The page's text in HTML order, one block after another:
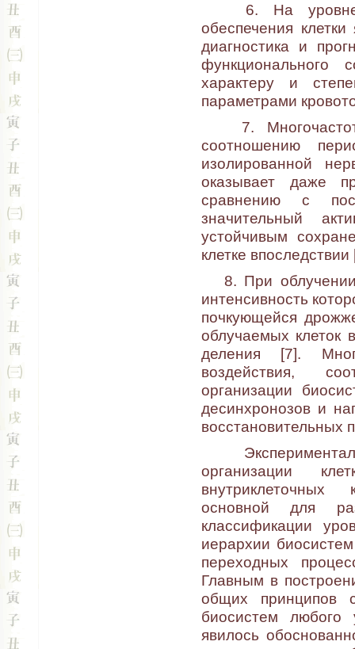
6. На уровне
обеспечения
диагностика и
функционального
характеру и
параметрами
7.
соотношению
изолированной
оказывает даже
сравнению с
значительный
устойчивым
клетке впоследствии
8. При облучении
интенсивность
почкующейся
облучаемых клеток
деления [7].
воздействия,
организации
десинхронозов и
восстановительных
организации
внутриклеточных
основной для
классификации
иерархии
переходных
Главным в
общих принципов
биосистем любого
явилось